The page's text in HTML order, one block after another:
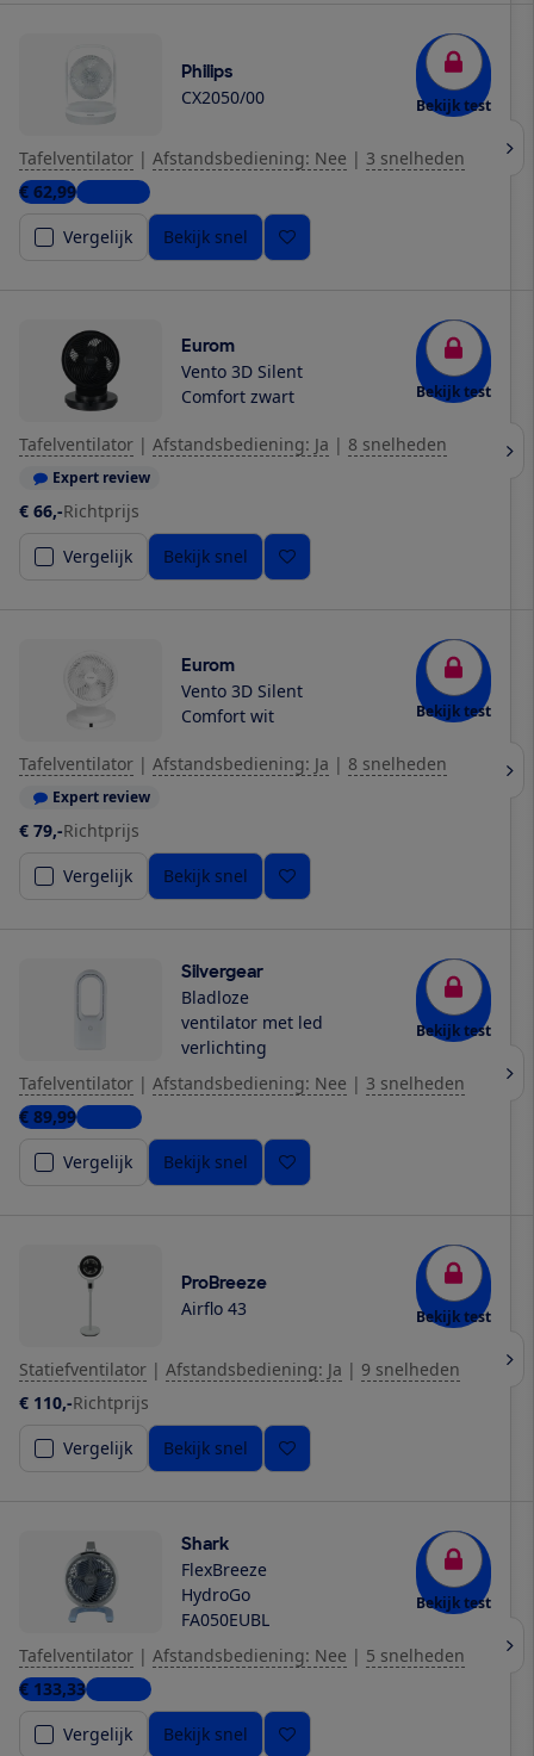
Philips
CX2050/00 Bekijk test
Tafelventilator | Afstandsbediening: Nee | 3 snelheden
€ 62,992 winkels
Vergelijk
Bekijk snel
Eurom
Vento 3D Silent
Comfort zwart
Bekijk test
Tafelventilator | Afstandsbediening: Ja | 8 snelheden
Expert review
€ 66,-Richtprijs
Vergelijk
Bekijk snel
Eurom
Vento 3D Silent
Comfort wit
Bekijk test
Tafelventilator | Afstandsbediening: Ja | 8 snelheden
Expert review
€ 79,-Richtprijs
Vergelijk
Bekijk snel
Silvergear
Bladloze
ventilator met led
verlichting
Bekijk test
Tafelventilator | Afstandsbediening: Nee | 3 snelheden
€ 89,991 winkel
Vergelijk
Bekijk snel
ProBreeze
Airflo 43 Bekijk test
Statiefventilator | Afstandsbediening: Ja | 9 snelheden
€ 110,-Richtprijs
Vergelijk
Bekijk snel
Shark
FlexBreeze
HydroGo
FA050EUBL
Bekijk test
Tafelventilator | Afstandsbediening: Nee | 5 snelheden
€ 133,331 winkel
Vergelijk
Bekijk snel